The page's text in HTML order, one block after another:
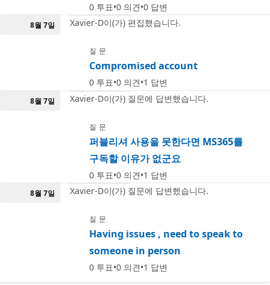
0 투표 0 의견 0 답변
8월 7일 Xavier-D이(가) 편집했습니다.
질문
Compromised account
0 투표 0 의견 1 답변
8월 7일 Xavier-D이(가) 질문에 답변했습니다.
질문
퍼블리셔 사용을 못한다면 MS365를
구독할 이유가 없군요
0 투표 0 의견 1 답변
8월 7일 Xavier-D이(가) 질문에 답변했습니다.
질문
Having issues , need to speak to
someone in person
0 투표 0 의견 1 답변